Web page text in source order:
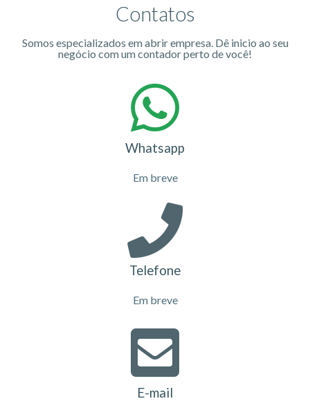
Contatos
Somos especializados em abrir empresa. Dê inicio ao seu
negócio com um contador perto de você!
Whatsapp
Em breve
Telefone
Em breve
E-mail